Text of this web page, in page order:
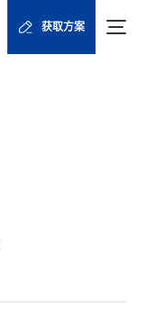
获取方案